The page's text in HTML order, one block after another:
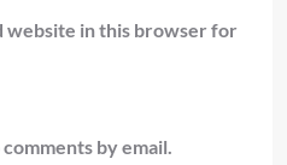
website in this browser for
by email.